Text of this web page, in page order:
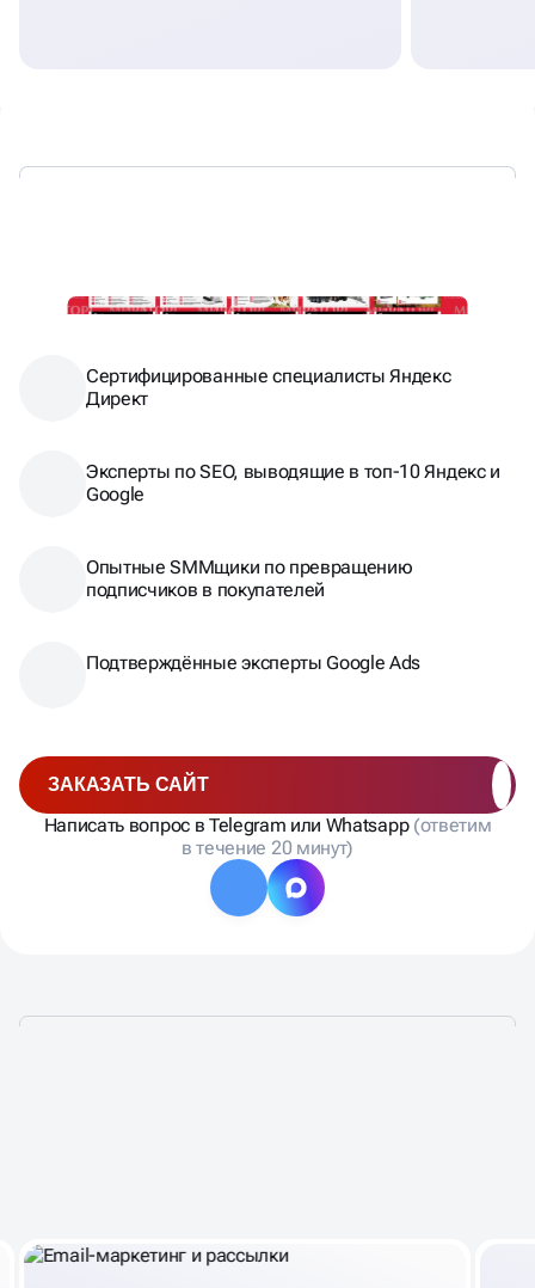
Сертифицированные специалисты Яндекс
Директ
Эксперты по SEO, выводящие в топ-10 Яндекс и
Google
Опытные SMMщики по превращению
подписчиков в покупателей
Подтверждённые эксперты Google Ads
ЗАКАЗАТЬ САЙТ
Написать вопрос в Telegram или Whatsapp (ответим
в течение 20 минут)